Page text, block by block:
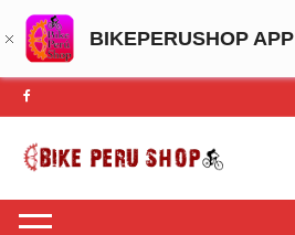
BIKEPERUSHOP APP
Saltar
al
contenido